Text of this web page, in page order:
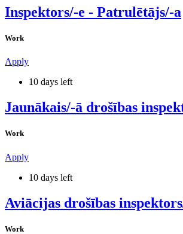
Inspektors/-e - Patrulētājs/-a
Work
Apply
10 days left
Jaunākais/-ā drošības
Work
Apply
10 days left
Aviācijas drošības
Work